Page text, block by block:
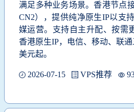
满足多种业务场景。香港节点
CN2），提供纯净原生IP以支
媒运营。支持自主升配、按需
香港原生IP，电信、移动、联
美元起。
2026-07-15 VPS推荐